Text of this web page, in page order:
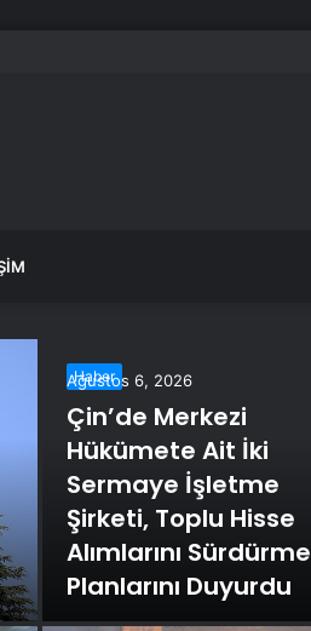
Haber
Ağustos 6, 2026
Çin’de Merkezi
Hükümete Ait İki
Sermaye İşletme
Şirketi, Toplu Hisse
Alımlarını Sürdürme
Planlarını Duyurdu